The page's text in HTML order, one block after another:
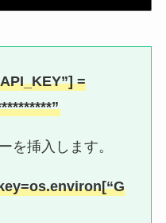
=
を挿入します。